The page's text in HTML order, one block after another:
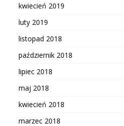
kwiecień 2019
luty 2019
listopad 2018
październik 2018
lipiec 2018
maj 2018
kwiecień 2018
marzec 2018